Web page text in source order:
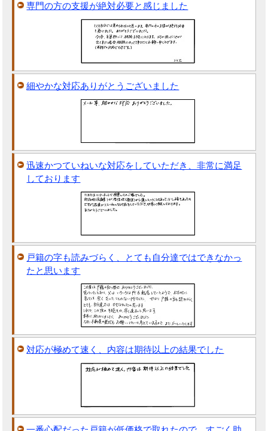
専門の方の支援が絶対必要と感じました
細やかな対応ありがとうございました
迅速かつていねいな対応をしていただき、非常に満足
しております
戸籍の字も読みづらく、とても自分達ではできなかっ
たと思います
対応が極めて速く、内容は期待以上の結果でした